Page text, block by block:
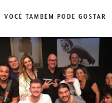
VOCÊ TAMBÉM PODE GOSTAR